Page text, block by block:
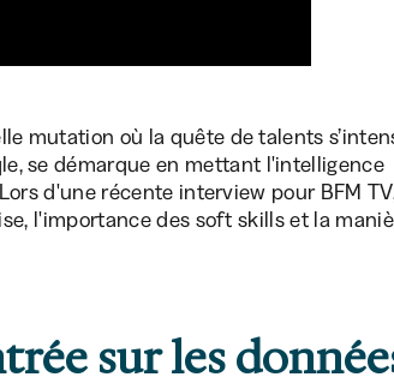
mutation où la quête de talents
se démarque en mettant l'intelligence
d'une récente interview pour BFM
l'importance des soft skills et la
sur les